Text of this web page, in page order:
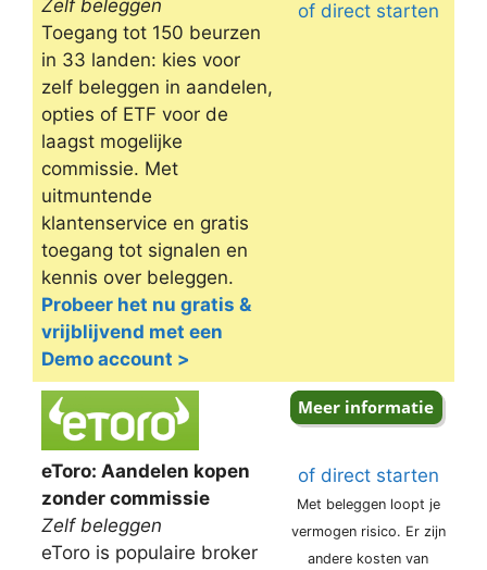
Zelf beleggen
Toegang tot 150 beurzen
in 33 landen: kies voor
zelf beleggen in aandelen,
opties of ETF voor de
laagst mogelijke
commissie. Met
uitmuntende
klantenservice en gratis
toegang tot signalen en
kennis over beleggen.
Probeer het nu gratis &
vrijblijvend met een
Demo account >
of direct starten
eToro: Aandelen kopen
zonder commissie
Zelf beleggen
eToro is populaire broker
of direct starten
Met beleggen loopt je
vermogen risico. Er zijn
andere kosten van